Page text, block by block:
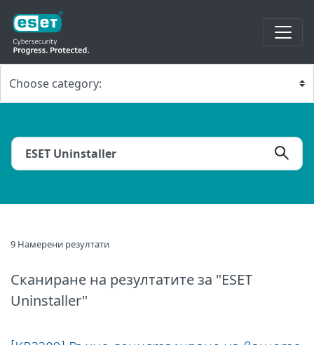
9 Намерени резултати
Сканиране на резултатитеза "ESET
Uninstaller"